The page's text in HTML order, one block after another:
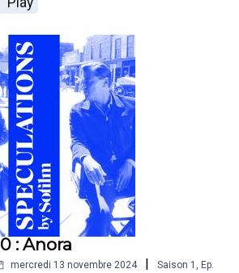
: Anora
mercredi 13 novembre 2024 | Saison 1 , Ep.